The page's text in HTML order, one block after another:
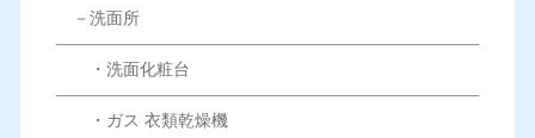
－洗面所
・洗面化粧台
・ガス 衣類乾燥機